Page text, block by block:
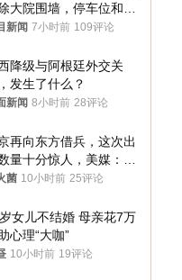
大院围墙，停车位和厕
费开放，当地多部门回
新闻 7小时前 109评论
降级与阿根廷外交关
发生了什么？
新闻 8小时前 28评论
再向东方借兵，这次出
量十分惊人，美媒：俄
动真格？
菌 10小时前 25评论
女儿不结婚 母亲花7万
心理“大咖”
10小时前 19评论